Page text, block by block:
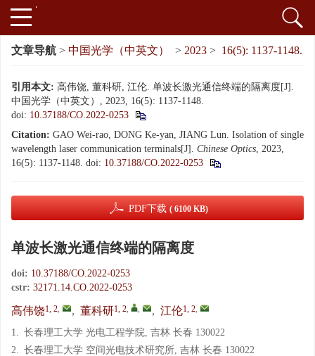
文章导航 > 中国光学（中英文） > 2023 > 16(5): 1137-1148.
引用本文: 高伟饶, 董科研, 江伦. 单波长激光通信终端的隔离度[J].
中国光学（中英文）, 2023, 16(5): 1137-1148.
doi: 10.37188/CO.2022-0253
Citation: GAO Wei-rao, DONG Ke-yan, JIANG Lun. Isolation of single
wavelength laser communication terminals[J]. Chinese Optics, 2023,
16(5): 1137-1148. doi: 10.37188/CO.2022-0253
PDF下载 ( 6100 KB)
单波长激光通信终端的隔离度
doi: 10.37188/CO.2022-0253
cstr: 32171.14.CO.2022-0253
高伟饶1, 2, , 董科研1, 2, , , 江伦1, 2,
1. 长春理工大学 光电工程学院, 吉林 长春 130022
2. 长春理工大学 空间光电技术研究所, 吉林 长春 130022